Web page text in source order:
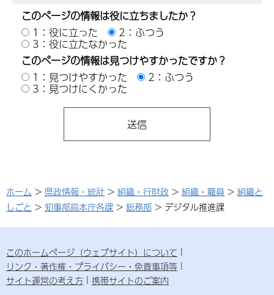
このページの情報は役に立ちましたか？
1：役に立った
2：ふつう
3：役に立たなかった
このページの情報は見つけやすかったですか？
1：見つけやすかった
2：ふつう
3：見つけにくかった
ホーム > 県政情報・統計 > 組織・行財政 > 組織・職員 > 組織と
しごと > 知事部局本庁各課 > 総務部 > デジタル推進課
このホームページ（ウェブサイト）について
リンク・著作権・プライバシー・免責事項等
サイト運営の考え方
携帯サイトのご案内